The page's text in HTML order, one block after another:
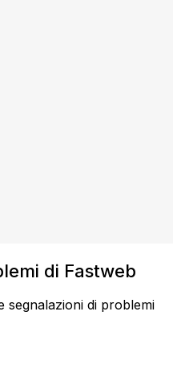
di Fastweb
segnalazioni di problemi